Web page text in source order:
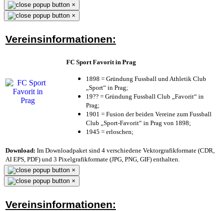
×
×
Vereinsinformationen:
FC Sport Favorit in Prag
1898 = Gründung Fussball und Athletik Club
„Sport“ in Prag;
19?? = Gründung Fussball Club „Favorit“ in
Prag;
1901 = Fusion der beiden Vereine zum Fussball
Club „Sport-Favorit“ in Prag von 1898;
1945 = erloschen;
Download: Im Downloadpaket sind 4 verschiedene Vektorgrafikformate (CDR,
AI EPS, PDF) und 3 Pixelgrafikformate (JPG, PNG, GIF) enthalten.
×
×
Vereinsinformationen: